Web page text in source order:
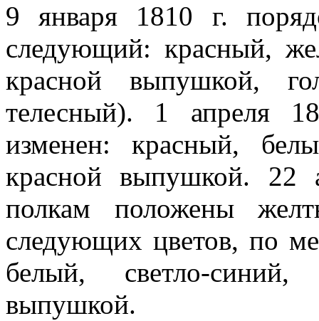
9 января 1810 г.
следующий: красный,
красной выпушкой,
телесный). 1 апреля
изменен: красный,
красной выпушкой. 22
полкам положены
следующих цветов, по
белый, светло-
выпушкой.